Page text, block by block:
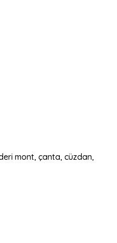
mont, çanta, cüzdan,